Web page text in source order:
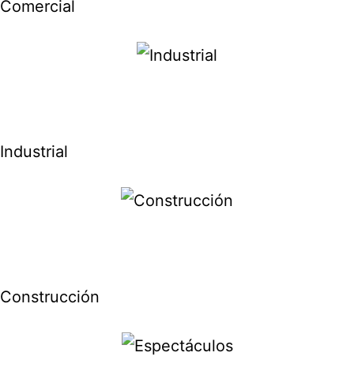
Comercial
Industrial
Construcción